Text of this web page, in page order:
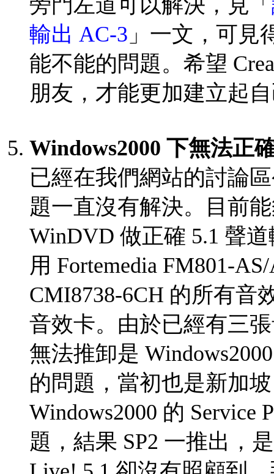
旁門左道可以解決，見「
輸出 AC-3 」一文，可見
能不能的問題。希望
朋友，才能更加建立起
Windows2000 下無法正
已經在我們網站的討論
題一直沒有解決。目前
WinDVD 做正確 5.1 聲
用 Fortemedia FM801-
CMI8738-6CH 的所有音
音效卡。由於已經有三
無法推卸是
的問題，當初也是新加
Windows2000 的 Service
題，結果 SP2 一推出，